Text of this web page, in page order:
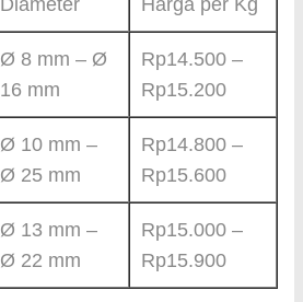
Diameter Harga per Kg
Ø 8 mm – Ø
16 mm
Rp14.500 –
Rp15.200
Ø 10 mm –
Ø 25 mm
Rp14.800 –
Rp15.600
Ø 13 mm –
Ø 22 mm
Rp15.000 –
Rp15.900